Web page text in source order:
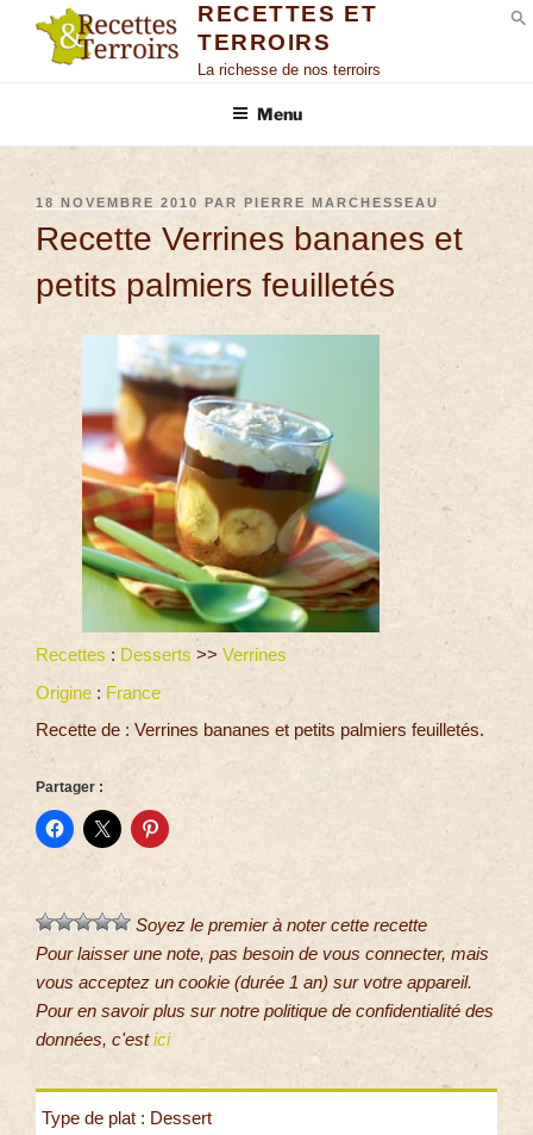
RECETTES ET
TERROIRS
La richesse de nos terroirs
Menu
18 NOVEMBRE 2010 PAR PIERRE MARCHESSEAU
Recette Verrines bananes et
petits palmiers feuilletés
Recettes : Desserts >> Verrines
Origine : France
Recette de : Verrines bananes et petits palmiers feuilletés.
Partager :
Soyez le premier à noter cette recette
Pour laisser une note, pas besoin de vous connecter, mais
vous acceptez un cookie (durée 1 an) sur votre appareil.
Pour en savoir plus sur notre politique de confidentialité des
données, c'estici
Type de plat : Dessert